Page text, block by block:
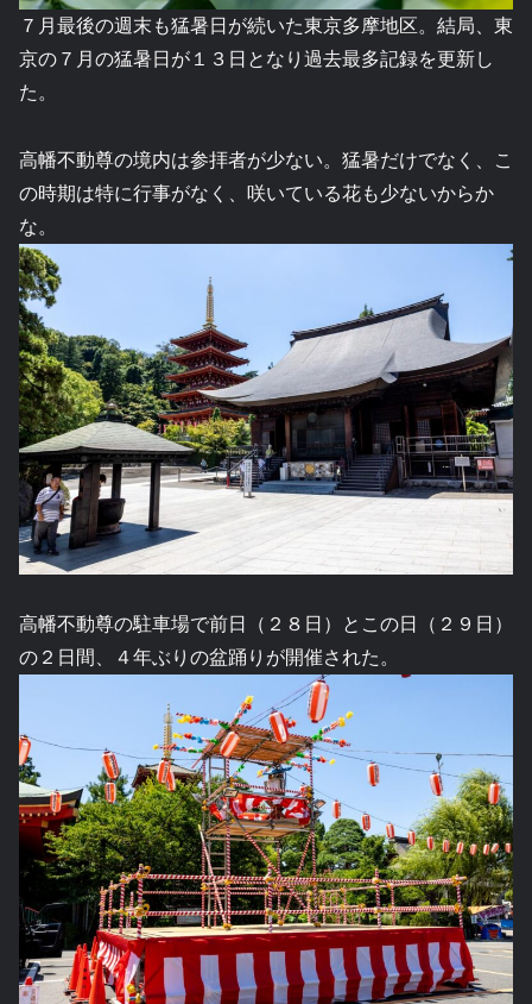
７月最後の週末も猛暑日が続いた東京多摩地区。結局、東
京の７月の猛暑日が１３日となり過去最多記録を更新し
た。
高幡不動尊の境内は参拝者が少ない。猛暑だけでなく、こ
の時期は特に行事がなく、咲いている花も少ないからか
な。
高幡不動尊の駐車場で前日（２８日）とこの日（２９日）
の２日間、４年ぶりの盆踊りが開催された。